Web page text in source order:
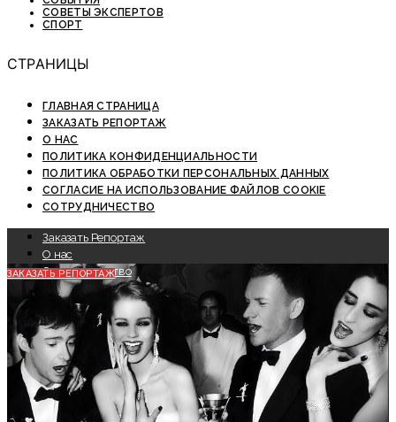
СОВЕТЫ ЭКСПЕРТОВ
СПОРТ
СТРАНИЦЫ
ГЛАВНАЯ СТРАНИЦА
ЗАКАЗАТЬ РЕПОРТАЖ
О НАС
ПОЛИТИКА КОНФИДЕНЦИАЛЬНОСТИ
ПОЛИТИКА ОБРАБОТКИ ПЕРСОНАЛЬНЫХ ДАННЫХ
СОГЛАСИЕ НА ИСПОЛЬЗОВАНИЕ ФАЙЛОВ COOKIE
СОТРУДНИЧЕСТВО
Заказать Репортаж
О нас
Сотрудничество
ЗАКАЗАТЬ РЕПОРТАЖ